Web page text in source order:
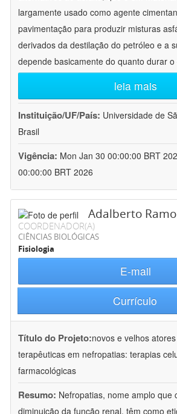
largamente usado como agente
pavimentação para produzir misturas
derivados da destilação do petróleo e a
depende basicamente do quanto durar
leia mais
Instituição/UF/País: Universidade de
Brasil
Vigência: Mon Jan 30 00:00:00 BRT
00:00:00 BRT 2026
Adalberto
COORDENADOR(A)
CIÊNCIAS BIOLÓGICAS
Fisiologia
E-mail
Currículo
Título do Projeto:novos e velhos
terapêuticas em nefropatias: terapias
farmacológicas
Resumo: Nefropatias, nome amplo que
diminuição da função renal, têm como